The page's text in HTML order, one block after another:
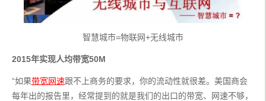
智慧城市=物联网+无线城市
2015年实现人均带宽50M
“如果带宽网速跟不上商务的要求，你的流动性就很差。美国商会
每年出的报告里，经常提到的就是我们的出口的带宽、网速不够，